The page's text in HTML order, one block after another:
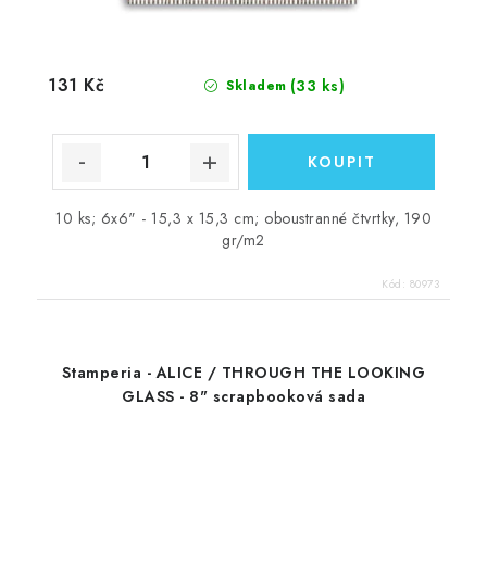
Skladem (33 ks)
131 Kč
10 ks; 6x6" - 15,3 x 15,3 cm; oboustranné čtvrtky, 190
gr/m2
Kód: 80973
Stamperia - ALICE / THROUGH THE LOOKING
GLASS - 8" scrapbooková sada